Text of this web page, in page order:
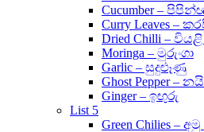
Cucumber –
Curry Leaves –
Dried Chilli –
Moringa – මුරුංගා
Garlic – සුදුළූණු
Ghost Pepper –
Ginger – ඉඟුරු
List 5
Green Chilies –